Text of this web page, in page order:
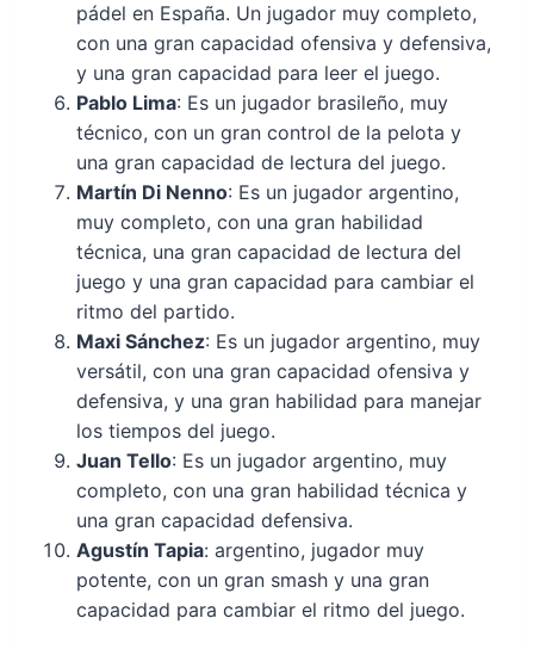
pádel en España. Un jugador muy completo,
con una gran capacidad ofensiva y defensiva,
y una gran capacidad para leer el juego.
Pablo Lima: Es un jugador brasileño, muy
técnico, con un gran control de la pelota y
una gran capacidad de lectura del juego.
Martín Di Nenno: Es un jugador argentino,
muy completo, con una gran habilidad
técnica, una gran capacidad de lectura del
juego y una gran capacidad para cambiar el
ritmo del partido.
Maxi Sánchez: Es un jugador argentino, muy
versátil, con una gran capacidad ofensiva y
defensiva, y una gran habilidad para manejar
los tiempos del juego.
Juan Tello: Es un jugador argentino, muy
completo, con una gran habilidad técnica y
una gran capacidad defensiva.
Agustín Tapia: argentino, jugador muy
potente, con un gran smash y una gran
capacidad para cambiar el ritmo del juego.